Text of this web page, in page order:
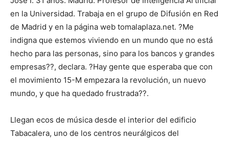
en la Universidad. Trabaja en el grupo de Difusión en Red
de Madrid y en la página web tomalaplaza.net. ?Me
indigna que estemos viviendo en un mundo que no está
hecho para las personas, sino para los bancos y grandes
empresas??, declara. ?Hay gente que esperaba que con
el movimiento 15-M empezara la revolución, un nuevo
mundo, y que ha quedado frustrada??.
Llegan ecos de música desde el interior del edificio
Tabacalera, uno de los centros neurálgicos del